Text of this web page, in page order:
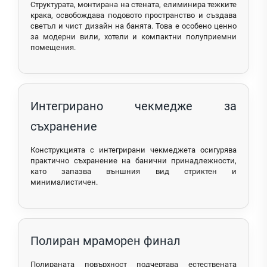
Структурата, монтирана на стената, елиминира тежките
крака, освобождава подовото пространство и създава
светъл и чист дизайн на банята. Това е особено ценно
за модерни вили, хотели и компактни полуприемни
помещения.
Интегрирано чекмедже за
съхранение
Конструкцията с интегрирани чекмеджета осигурява
практично съхранение на банични принадлежности,
като запазва външния вид стриктен и
минималистичен.
Полиран мраморен финал
Полираната повърхност подчертава естествената